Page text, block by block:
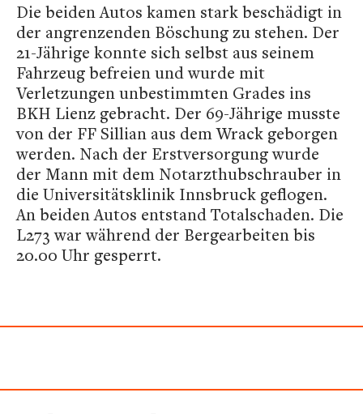
Die beiden Autos kamen stark beschädigt in
der angrenzenden Böschung zu stehen. Der
21-Jährige konnte sich selbst aus seinem
Fahrzeug befreien und wurde mit
Verletzungen unbestimmten Grades ins
BKH Lienz gebracht. Der 69-Jährige musste
von der FF Sillian aus dem Wrack geborgen
werden. Nach der Erstversorgung wurde
der Mann mit dem Notarzthubschrauber in
die Universitätsklinik Innsbruck geflogen.
An beiden Autos entstand Totalschaden. Die
L273 war während der Bergearbeiten bis
20.00 Uhr gesperrt.